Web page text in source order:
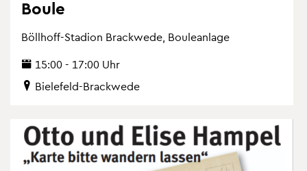
Boule
Böll­hoff-Sta­di­on Brack­we­de, Bou­le­an­la­ge
15:00 - 17:00 Uhr
Bie­le­feld-Brack­we­de